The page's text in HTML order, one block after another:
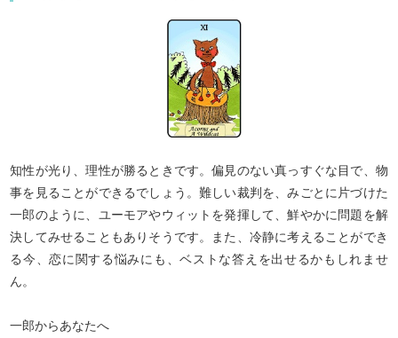
知性が光り、理性が勝るときです。偏見のない真っすぐな目で、物
事を見ることができるでしょう。難しい裁判を、みごとに片づけた
一郎のように、ユーモアやウィットを発揮して、鮮やかに問題を解
決してみせることもありそうです。また、冷静に考えることができ
る今、恋に関する悩みにも、ベストな答えを出せるかもしれませ
ん。
一郎からあなたへ